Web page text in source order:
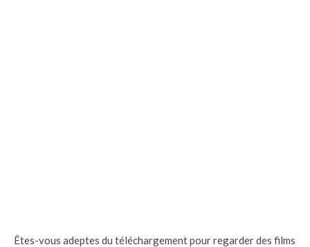
Êtes-vous adeptes du téléchargement pour regarder des films